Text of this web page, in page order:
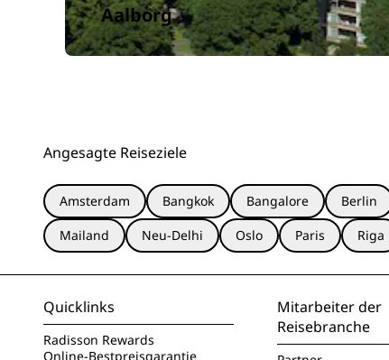
Aalborg
Angesagte Reiseziele
Amsterdam Bangkok Bangalore Berlin
Mailand
Neu-Delhi Oslo Paris Riga
Quicklinks
Radisson Rewards
Online-Bestpreisgarantie
Mitarbeiter der
Reisebranche